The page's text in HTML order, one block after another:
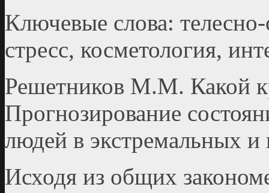
Ключевые слова:
стресс, косметология,
Решетников М.М. Какой
Прогнозирование
людей в экстремальных и
Исходя из общих